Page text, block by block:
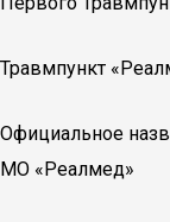
Травмпункт
Официальное
МО «Реалмед»